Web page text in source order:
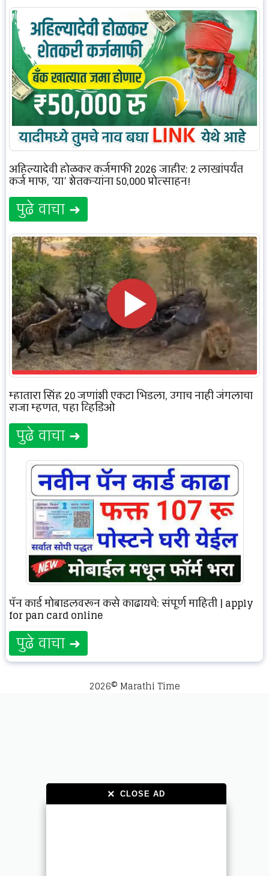
× CLOSE AD
× CLOSE AD
अहिल्यादेवी होळकर कर्जमाफी 2026 जाहीर: 2 लाखांपर्यंत
कर्ज माफ, ‘या’ शेतकऱ्यांना 50,000 प्रोत्साहन!
पुढे वाचा ➜
म्हातारा सिंह 20 जणांशी एकटा भिडला, उगाच नाही जंगलाचा
राजा म्हणत, पहा व्हिडिओ
पुढे वाचा ➜
पॅन कार्ड मोबाइलवरून कसे काढायचे: संपूर्ण माहिती | apply
for pan card online
पुढे वाचा ➜
2026© Marathi Time